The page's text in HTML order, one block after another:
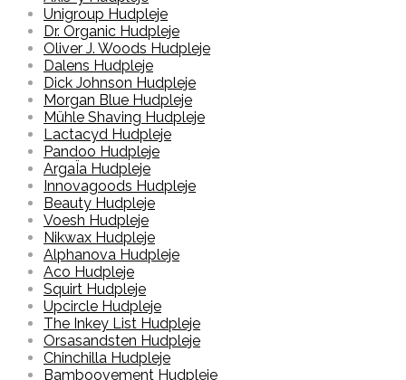
Unigroup Hudpleje
Dr. Organic Hudpleje
Oliver J. Woods Hudpleje
Dalens Hudpleje
Dick Johnson Hudpleje
Morgan Blue Hudpleje
Mühle Shaving Hudpleje
Lactacyd Hudpleje
Pandoo Hudpleje
ArgaÏa Hudpleje
Innovagoods Hudpleje
Beauty Hudpleje
Voesh Hudpleje
Nikwax Hudpleje
Alphanova Hudpleje
Aco Hudpleje
Squirt Hudpleje
Upcircle Hudpleje
The Inkey List Hudpleje
Orsasandsten Hudpleje
Chinchilla Hudpleje
Bamboovement Hudpleje